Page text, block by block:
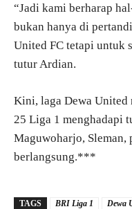
“Jadi kami berharap
bukan hanya di
United FC tetapi untuk
tutur Ardian.
Kini, laga Dewa United
25 Liga 1 menghadapi
Maguwoharjo, Sleman,
berlangsung.***
TAGS BRI Liga 1 Dewa